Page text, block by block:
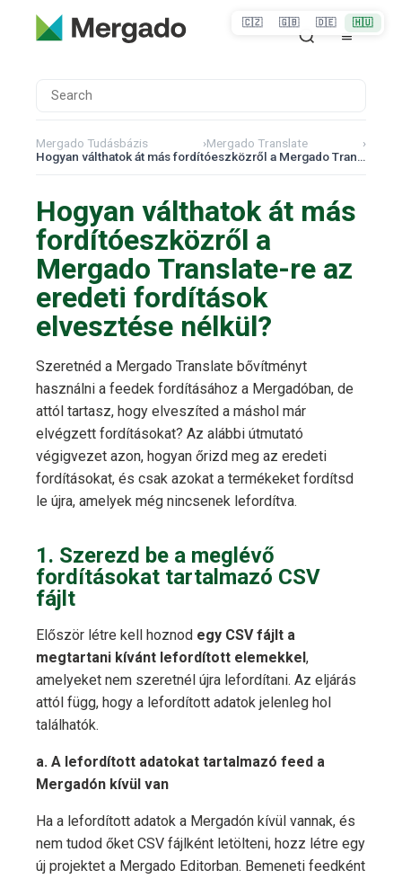
Mergado Tudásbázis ›Mergado Translate
›
Hogyan válthatok át más fordítóeszközről a Mergado Translate-re az eredeti fordítások elvesztése nélkül?
Hogyan válthatok át más
fordítóeszközről a
Mergado Translate-re az
eredeti fordítások
elvesztése nélkül?
Szeretnéd a Mergado Translate bővítményt
használni a feedek fordításához a Mergadóban, de
attól tartasz, hogy elveszíted a máshol már
elvégzett fordításokat? Az alábbi útmutató
végigvezet azon, hogyan őrizd meg az eredeti
fordításokat, és csak azokat a termékeket fordítsd
le újra, amelyek még nincsenek lefordítva.
1. Szerezd be a meglévő
fordításokat tartalmazó CSV
fájlt
Először létre kell hoznod egy CSV fájlt a
megtartani kívánt lefordított elemekkel ,
amelyeket nem szeretnél újra lefordítani. Az eljárás
attól függ, hogy a lefordított adatok jelenleg hol
találhatók.
a. A lefordított adatokat tartalmazó feed a
Mergadón kívül van
Ha a lefordított adatok a Mergadón kívül vannak, és
nem tudod őket CSV fájlként letölteni, hozz létre egy
új projektet a Mergado Editorban. Bemeneti feedként
🇨🇿 🇬🇧 🇩🇪 🇭🇺